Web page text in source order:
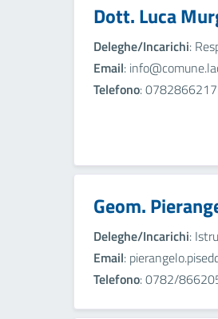
Dott. Luca
Deleghe/Incarichi:
Email:
Telefono: 0782866217
Geom.
Deleghe/Incarichi:
Email:
Telefono: 0782/